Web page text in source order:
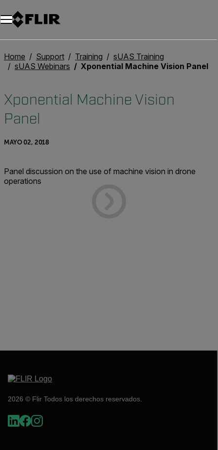
Unread messages
Modelo
Eliminar
artículos
artículo
Añadir al carro
Añadido al carro
Home Support Training
sUAS Training
sUAS Webinars
Xponential Machine Vision Panel
Xponential Machine Vision
Panel
MAYO 02, 2018
Panel discussion on the use of machine vision in drone
operations
2026 © Flir Todos los derechos reservados.